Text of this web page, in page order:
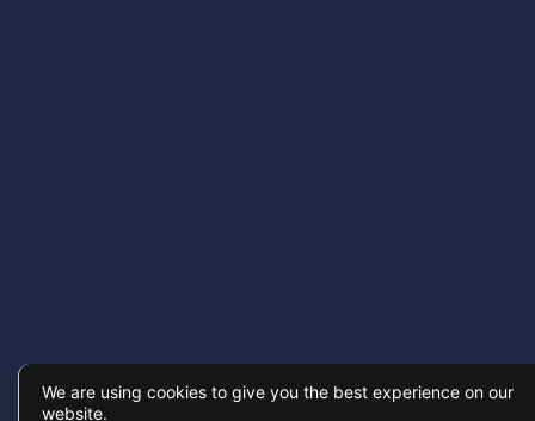
We are using cookies to give you the best experience on our
website.